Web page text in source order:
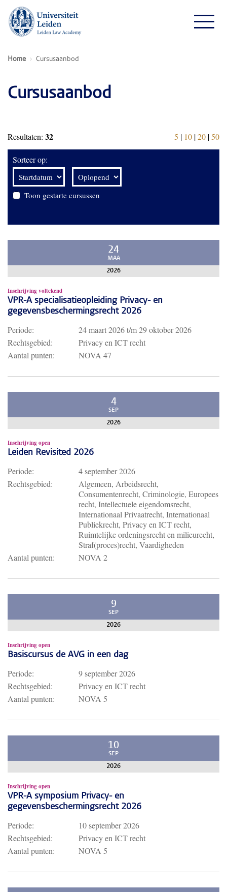
Home Cursusaanbod
Cursusaanbod
Resultaten: 32 5 | 10 |20 |50
Sorteer op:
Toon gestarte cursussen
24
MAA
2026
Inschrijving voltekend
VPR-A specialisatieopleiding Privacy- en
gegevensbeschermingsrecht 2026
Periode: 24 maart 2026t/m29 oktober 2026
Rechtsgebied:
Privacy en ICT recht
Aantal punten:
NOVA 47
4
SEP
2026
Inschrijving open
Leiden Revisited 2026
Periode:
4 september 2026
Rechtsgebied:
Algemeen, Arbeidsrecht,
Consumentenrecht, Criminologie, Europees
recht, Intellectuele eigendomsrecht,
Internationaal Privaatrecht, Internationaal
Publiekrecht, Privacy en ICT recht,
Ruimtelijke ordeningsrecht en milieurecht,
Straf(proces)recht, Vaardigheden
Aantal punten:
NOVA 2
9
SEP
2026
Inschrijving open
Basiscursus de AVG in een dag
Periode:
9 september 2026
Rechtsgebied:
Privacy en ICT recht
Aantal punten:
NOVA 5
10
SEP
2026
Inschrijving open
VPR-A symposium Privacy- en
gegevensbeschermingsrecht 2026
Periode:
10 september 2026
Rechtsgebied:
Privacy en ICT recht
Aantal punten:
NOVA 5